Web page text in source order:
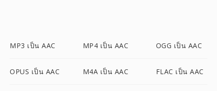
MP3 เป็น AAC MP4 เป็น AAC OGG เป็น AAC
OPUS เป็น AAC M4A เป็น AAC FLAC เป็น AAC